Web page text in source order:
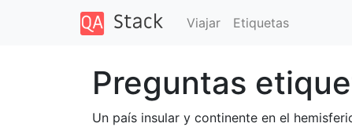
Viajar Etiquetas
Preguntas
Un país insular y continente en el